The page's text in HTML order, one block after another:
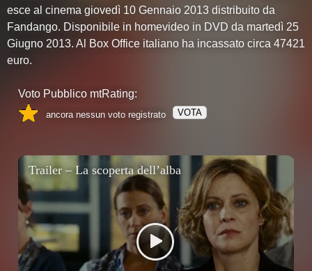
esce al cinema giovedì 10 Gennaio 2013 distribuito da
Fandango. Disponibile in homevideo in DVD da martedì 25
Giugno 2013. Al Box Office italiano ha incassato circa 47421
euro.
Voto Pubblico mtRating:
ancora nessun voto registrato VOTA